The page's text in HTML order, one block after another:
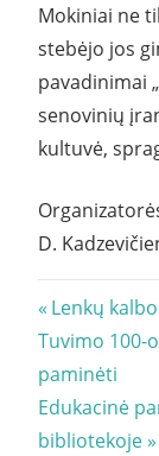
Mokiniai ne
stebėjo jos
pavadinimai
senovinių
kultuvė,
D.
tarp
įrašų
Previous
Post:
Lenkų
Tuvimo 100-
paminėti
Next
Post:
Edukacinė
bibliotekoje